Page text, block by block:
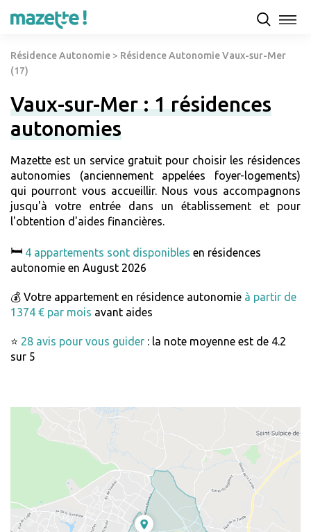
Résidence Autonomie > Résidence Autonomie Vaux-sur-Mer
(17)
Vaux-sur-Mer : 1 résidences
autonomies
Mazette est un service gratuit pour choisir les résidences
autonomies (anciennement appelées foyer-logements)
qui pourront vous accueillir. Nous vous accompagnons
jusqu'à votre entrée dans un établissement et pour
l'obtention d'aides financières.
🛏️ 4 appartements sont disponibles en résidences
autonomie en August 2026
💰 Votre appartement en résidence autonomie à partir de
1374 € par mois avant aides
⭐ 28 avis pour vous guider : la note moyenne est de 4.2
sur 5